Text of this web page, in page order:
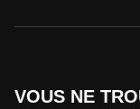
VOUS NE